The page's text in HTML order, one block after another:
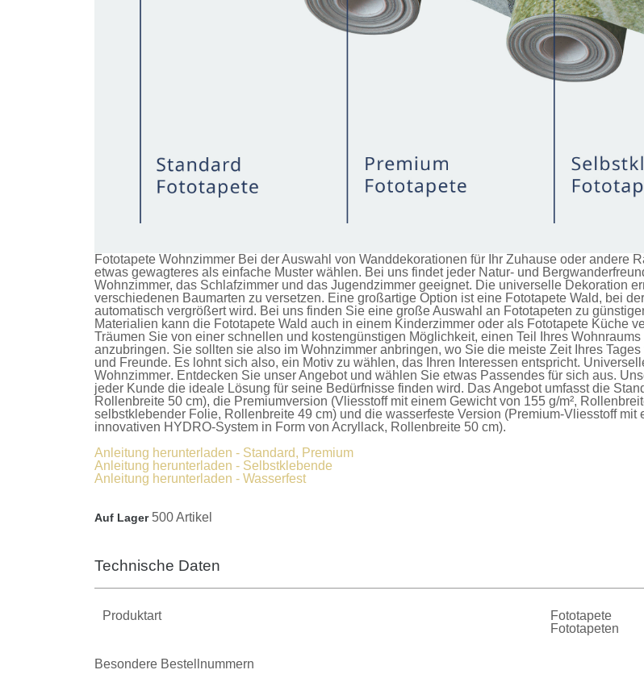
Fototapete Wohnzimmer Bei der Auswahl von Wanddekorationen für Ihr Zuhause oder andere
etwas gewagteres als einfache Muster wählen. Bei uns findet jeder Natur- und
Wohnzimmer, das Schlafzimmer und das Jugendzimmer geeignet. Die universelle Dekoration
verschiedenen Baumarten zu versetzen. Eine großartige Option ist eine Fototapete Wald, bei
automatisch vergrößert wird. Bei uns finden Sie eine große Auswahl an Fototapeten zu
Materialien kann die Fototapete Wald auch in einem Kinderzimmer oder als Fototapete Küche
Träumen Sie von einer schnellen und kostengünstigen Möglichkeit, einen Teil Ihres
anzubringen. Sie sollten sie also im Wohnzimmer anbringen, wo Sie die meiste Zeit Ihres
und Freunde. Es lohnt sich also, ein Motiv zu wählen, das Ihren Interessen entspricht.
Wohnzimmer. Entdecken Sie unser Angebot und wählen Sie etwas Passendes für sich aus.
jeder Kunde die ideale Lösung für seine Bedürfnisse finden wird. Das Angebot umfasst die
Rollenbreite 50 cm), die Premiumversion (Vliesstoff mit einem Gewicht von 155 g/m²,
selbstklebender Folie, Rollenbreite 49 cm) und die wasserfeste Version (Premium-Vliesstoff mit
innovativen HYDRO-System in Form von Acryllack, Rollenbreite 50 cm).
Anleitung herunterladen - Standard, Premium
Anleitung herunterladen - Selbstklebende
Anleitung herunterladen - Wasserfest
Auf Lager 500 Artikel
Technische Daten
Produktart
Fototapete
Fototapeten
Besondere Bestellnummern